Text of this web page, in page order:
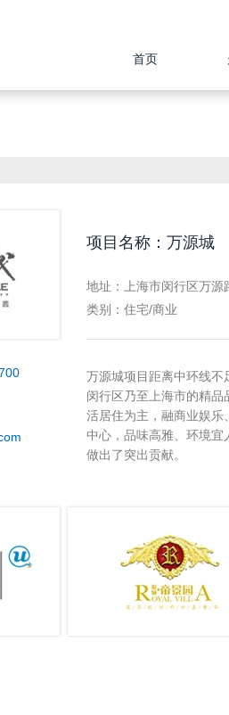
首页
项目名称：万源城
地址：上海市闵行区万源
类别：住宅/商业
万源城项目距离中环线不
闵行区乃至上海市的精
活居住为主，融商业娱
中心，品味高雅、环境
做出了突出贡献。